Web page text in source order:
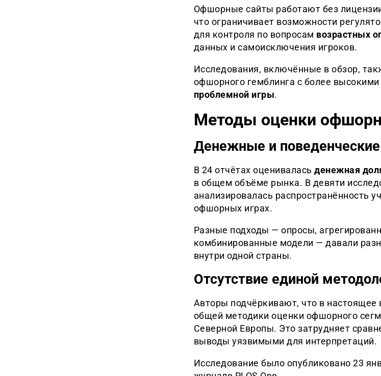
Офшорные сайты работают без
что ограничивает возможности
для контроля по вопросам возрастных
данных и самоисключения игроков.
Исследования, включённые в обзор,
офшорного гемблинга с более высокими
проблемной игры.
Методы оценки
Денежные и поведенческие
В 24 отчётах оценивалась денежная
в общем объёме рынка. В девяти
анализировалась распространённость
офшорных играх.
Разные подходы — опросы,
комбинированные модели — давали
внутри одной страны.
Отсутствие единой
Авторы подчёркивают, что в настоящее
общей методики оценки офшорного
Северной Европы. Это затрудняет
выводы уязвимыми для интерпретаций.
Исследование было опубликовано 23